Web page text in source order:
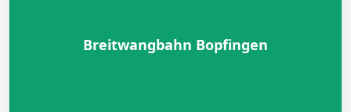
Breitwangbahn Bopfingen